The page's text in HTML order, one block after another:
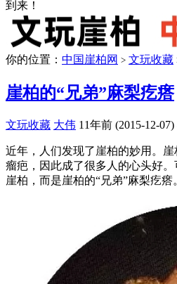
到来！
你的位置： 中国崖柏网 > 文玩收藏
崖柏的“兄弟”麻梨疙瘩
文玩收藏 大伟 11年前 (2015-12-07)
近年，人们发现了崖柏的妙用。
瘤疤，因此成了很多人的心头好
崖柏，而是崖柏的“兄弟”麻梨疙瘩